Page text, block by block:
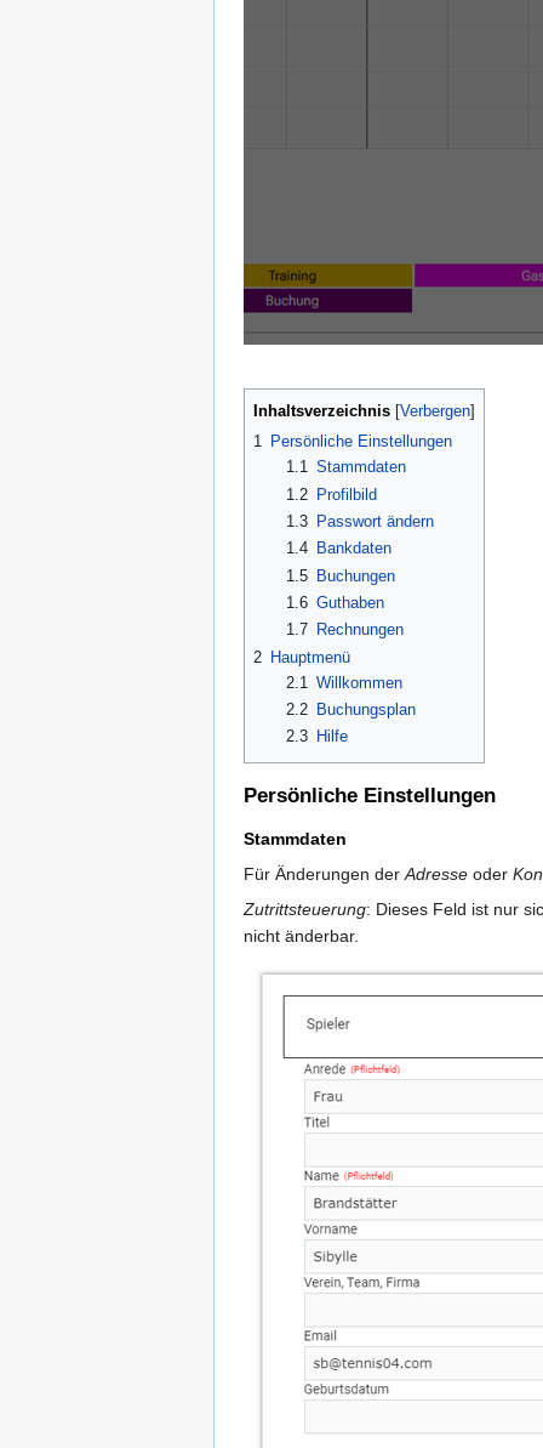
Inhaltsverzeichnis
1 Persönliche Einstellungen
1.1 Stammdaten
1.2
Profilbild
1.3
Passwort ändern
1.4
Bankdaten
1.5
Buchungen
1.6 Guthaben
1.7
Rechnungen
2 Hauptmenü
2.1 Willkommen
2.2
Buchungsplan
2.3
Hilfe
Persönliche Einstellungen
Stammdaten
Für Änderungen der Adresse oder
Zutrittsteuerung: Dieses Feld ist nur
nicht änderbar.